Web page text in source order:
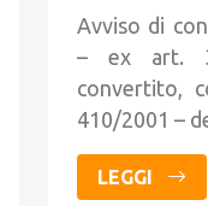
Senato”
Avviso di
– ex art.
convertito,
410/2001 –
LEGGI